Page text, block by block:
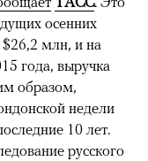
осенних
$26,2 млн, и на
года, выручка
образом,
недели
10 лет.
русского